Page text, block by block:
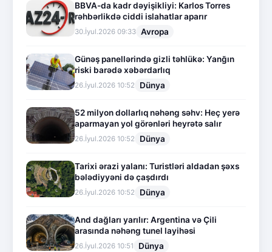
BBVA-da kadr dəyişikliyi: Karlos Torres
rəhbərlikdə ciddi islahatlar aparır
30.İyul.2026 09:33 Avropa
Günəş panellərində gizli təhlükə: Yanğın
riski barədə xəbərdarlıq
26.İyul.2026 10:52 Dünya
52 milyon dollarlıq nəhəng səhv: Heç yerə
aparmayan yol görənləri heyrətə salır
26.İyul.2026 10:52 Dünya
Tarixi ərazi yalanı: Turistləri aldadan şəxs
bələdiyyəni də çaşdırdı
26.İyul.2026 10:52 Dünya
And dağları yarılır: Argentina və Çili
arasında nəhəng tunel layihəsi
26.İyul.2026 10:51 Dünya